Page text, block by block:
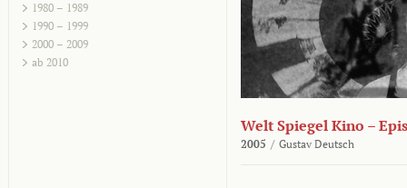
1980 – 1989
1990 – 1999
2000 – 2009
ab 2010
Welt Spiegel Kino –
2005 / Gustav Deutsch